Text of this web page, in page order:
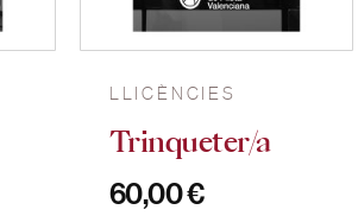
LLICÈNCIES
Trinqueter/a
60,00€